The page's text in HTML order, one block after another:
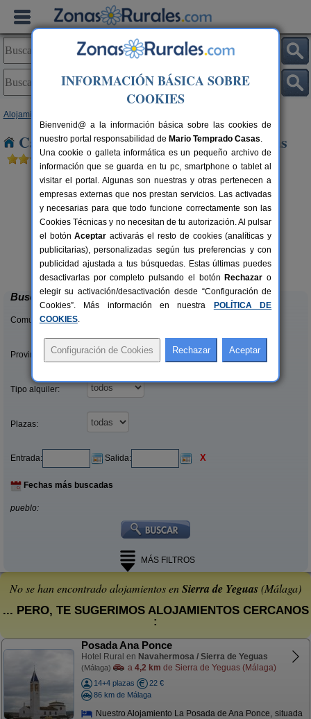
Alojamientos
Casas Rurales cerca de Sierra de Yeguas
6-8 pers.
desde20 €
Villa Remedios
Cuevas del Becerro (Málaga)
Buscar
Comunidades:
Provincias/Islas:
Tipo alquiler:
Plazas:
Entrada: Salida: X
Fechas más buscadas
pueblo:
MÁS FILTROS
No se han encontrado alojamientos enSierra de Yeguas(Málaga)
... PERO, TE SUGERIMOS ALOJAMIENTOS CERCANOS
:
Posada Ana Ponce
Hotel Rural en Navahermosa / Sierra de Yeguas
(Málaga) a 4,2 km de Sierra de Yeguas (Málaga)
14+4 plazas
22 €
86 km de Málaga
Nuestro Alojamiento La Posada de Ana Ponce, situada
INFORMACIÓN BÁSICA SOBRE
COOKIES
Bienvenid@ a la información básica sobre las cookies de
nuestro portal responsabilidad de Mario Temprado Casas.
Una cookie o galleta informática es un pequeño archivo de
información que se guarda en tu pc, smartphone o tablet al
visitar el portal. Algunas son nuestras y otras pertenecen a
empresas externas que nos prestan servicios. Las activadas
y necesarias para que todo funcione correctamente son las
Cookies Técnicas y no necesitan de tu autorización. Al pulsar
el botónAceptar activarás el resto de cookies (analíticas y
publicitarias), personalizadas según tus preferencias y con
publicidad ajustada a tus búsquedas. Estas últimas puedes
desactivarlas por completo pulsando el botón Rechazar o
elegir su activación/desactivación desde “Configuración de
Cookies”. Más información en nuestra
POLÍTICA DE
COOKIES.